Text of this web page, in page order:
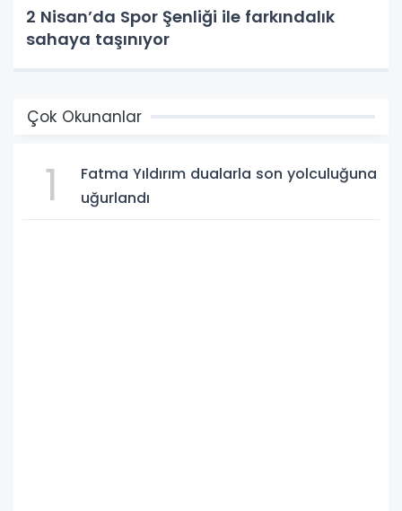
2 Nisan’da Spor Şenliği ile farkındalık
sahaya taşınıyor
Çok Okunanlar
1
Fatma Yıldırım dualarla son yolculuğuna
uğurlandı